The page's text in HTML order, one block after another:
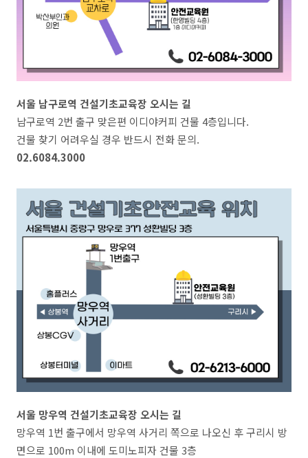
서울 남구로역 건설기초교육장 오시는 길
남구로역 2번 출구 맞은편 이디야커피 건물 4층입니다.
건물 찾기 어려우실 경우 반드시 전화 문의.
02.6084.3000
서울 망우역 건설기초교육장 오시는 길
망우역 1번 출구에서 망우역 사거리 쪽으로 나오신 후 구리시 방
면으로 100m 이내에 도미노피자 건물 3층